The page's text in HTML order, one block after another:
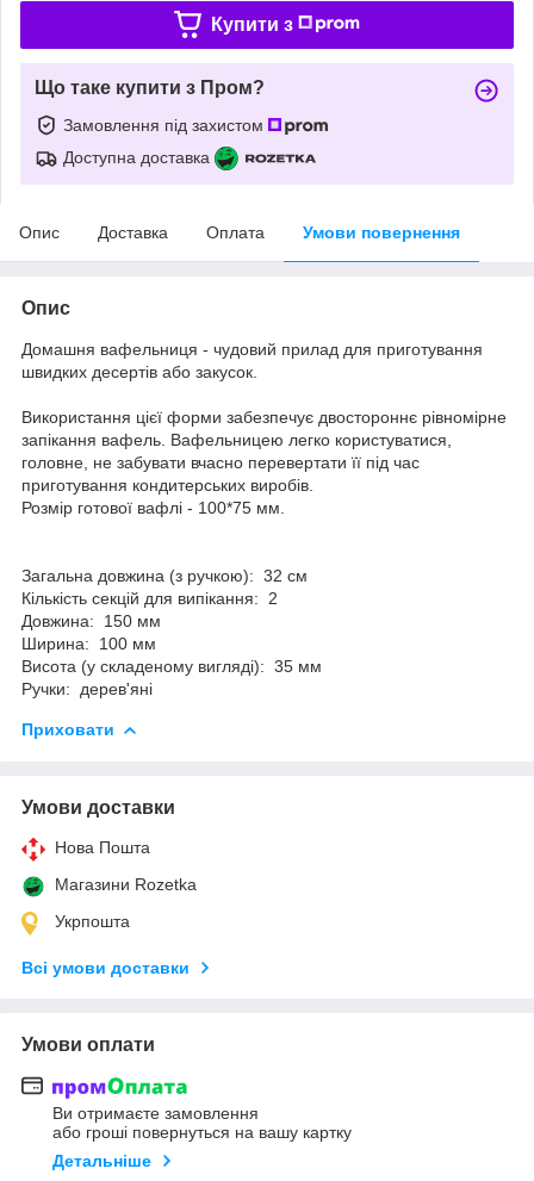
Купити з
Що таке купити з Пром?
Замовлення під захистом
Доступна доставка
Опис Доставка Оплата Умови повернення
Опис
Домашня вафельниця - чудовий прилад для приготування
швидких десертів або закусок.
Використання цієї форми забезпечує двостороннє рівномірне
запікання вафель. Вафельницею легко користуватися,
головне, не забувати вчасно перевертати її під час
приготування кондитерських виробів.
Розмір готової вафлі - 100*75 мм.
Загальна довжина (з ручкою): 32 см
Кількість секцій для випікання: 2
Довжина: 150 мм
Ширина: 100 мм
Висота (у складеному вигляді): 35 мм
Ручки: дерев'яні
Приховати
Умови доставки
Нова Пошта
Магазини Rozetka
Укрпошта
Всі умови доставки
Умови оплати
Ви отримаєте замовлення
або гроші повернуться на вашу картку
Детальніше